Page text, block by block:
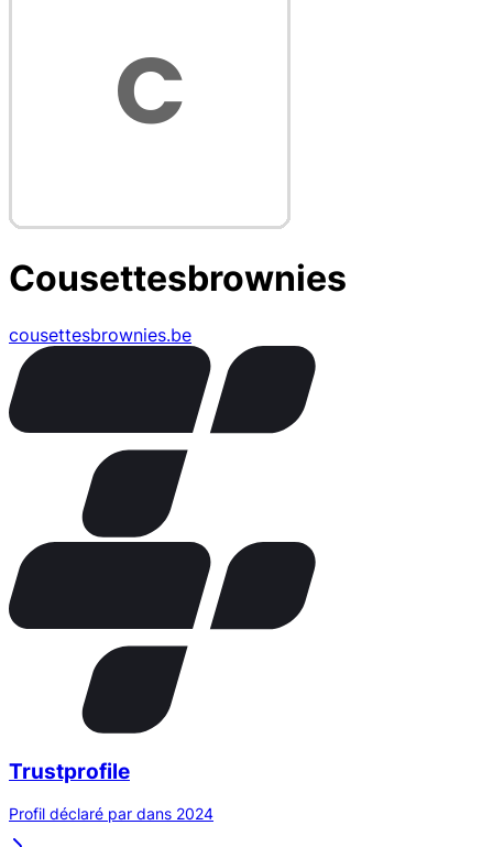
Cousettesbrownies
cousettesbrownies.be
Trustprofile
Profil déclaré par dans 2024